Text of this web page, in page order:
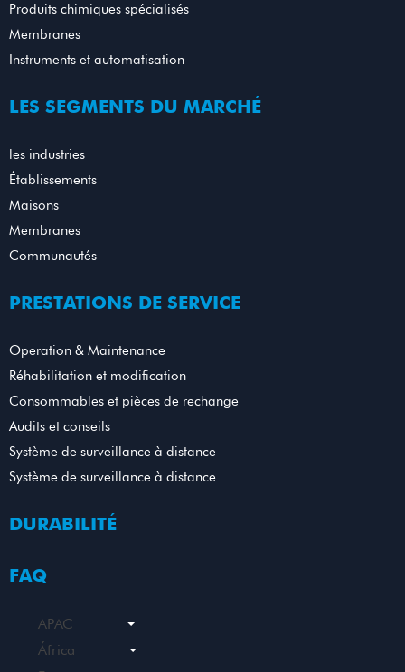
Produits chimiques spécialisés
Membranes
Instruments et automatisation
LES SEGMENTS DU MARCHÉ
les industries
Établissements
Maisons
Membranes
Communautés
PRESTATIONS DE SERVICE
Operation & Maintenance
Réhabilitation et modification
Consommables et pièces de rechange
Audits et conseils
Système de surveillance à distance
Système de surveillance à distance
DURABILITÉ
FAQ
APAC
África